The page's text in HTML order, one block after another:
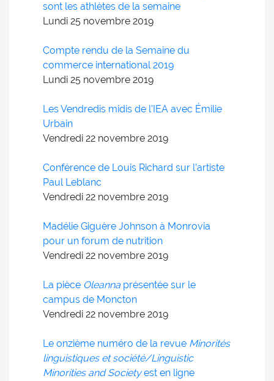
sont les athlètes de la semaine
Lundi 25 novembre 2019
Compte rendu de la Semaine du
commerce international 2019
Lundi 25 novembre 2019
Les Vendredis midis de l’IEA avec Émilie
Urbain
Vendredi 22 novembre 2019
Conférence de Louis Richard sur l’artiste
Paul Leblanc
Vendredi 22 novembre 2019
Madélie Giguère Johnson à Monrovia
pour un forum de nutrition
Vendredi 22 novembre 2019
La pièce Oleanna présentée sur le
campus de Moncton
Vendredi 22 novembre 2019
Le onzième numéro de la revue Minorités
linguistiques et société/Linguistic
Minorities and Societyest en ligne